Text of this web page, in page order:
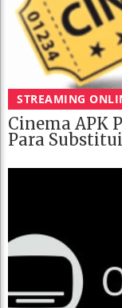
STREAMING
Cinema APK
Para